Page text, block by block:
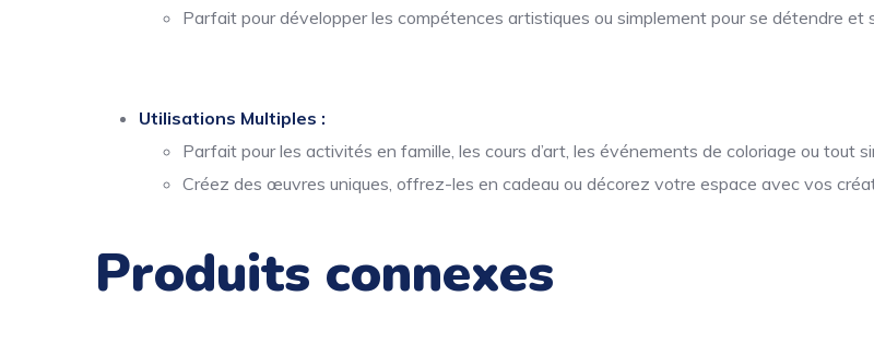
Parfait pour développer les compétences artistiques ou simplement pour se détendre et
Utilisations Multiples :
Parfait pour les activités en famille, les cours d’art, les événements de coloriage ou tout
Créez des œuvres uniques, offrez-les en cadeau ou décorez votre espace avec vos
Produits connexes